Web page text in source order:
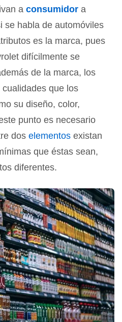
a consumidor a
se habla de automóviles
es la marca, pues
difícilmente se
de la marca, los
que los
su diseño, color,
punto es necesario
dos elementos existan
que éstas sean,
diferentes.